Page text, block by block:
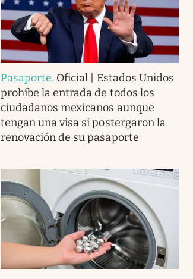
Pasaporte. Oficial | Estados Unidos
prohíbe la entrada de todos los
ciudadanos mexicanos aunque
tengan una visa si postergaron la
renovación de su pasaporte